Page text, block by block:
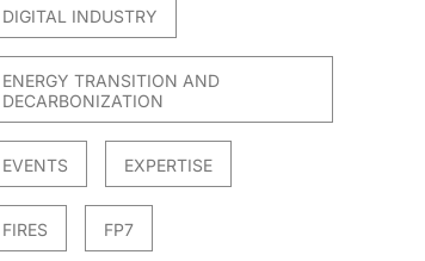
DIGITAL INDUSTRY
ENERGY TRANSITION AND
DECARBONIZATION
EVENTS EXPERTISE
FIRES FP7